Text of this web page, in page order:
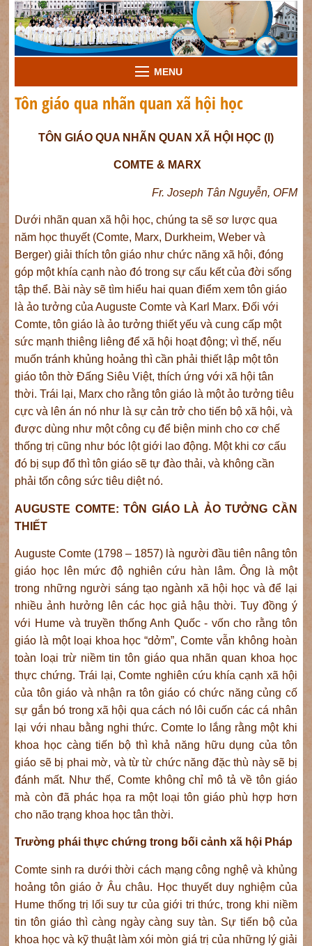
MENU
Tôn giáo qua nhãn quan xã hội học
TÔN GIÁO QUA NHÃN QUAN XÃ HỘI HỌC (I)
COMTE & MARX
Fr. Joseph Tân Nguyễn, OFM
Dưới nhãn quan xã hội học, chúng ta sẽ sơ lược qua
năm học thuyết (Comte, Marx, Durkheim, Weber và
Berger) giải thích tôn giáo như chức năng xã hội, đóng
góp một khía cạnh nào đó trong sự cấu kết của đời sống
tập thể. Bài này sẽ tìm hiểu hai quan điểm xem tôn giáo
là ảo tưởng của Auguste Comte và Karl Marx. Đối với
Comte, tôn giáo là ảo tưởng thiết yếu và cung cấp một
sức mạnh thiêng liêng để xã hội hoạt động; vì thế, nếu
muốn tránh khủng hoảng thì cần phải thiết lập một tôn
giáo tôn thờ Đấng Siêu Việt, thích ứng với xã hội tân
thời. Trái lại, Marx cho rằng tôn giáo là một ảo tưởng tiêu
cực và lên án nó như là sự cản trở cho tiến bộ xã hội, và
được dùng như một công cụ để biện minh cho cơ chế
thống trị cũng như bóc lột giới lao động. Một khi cơ cấu
đó bị sụp đổ thì tôn giáo sẽ tự đào thải, và không cần
phải tốn công sức tiêu diệt nó.
AUGUSTE COMTE: TÔN GIÁO LÀ ẢO TƯỞNG CẦN
THIẾT
Auguste Comte (1798 – 1857) là người đầu tiên nâng tôn
giáo học lên mức độ nghiên cứu hàn lâm. Ông là một
trong những người sáng tạo ngành xã hội học và để lại
nhiều ảnh hưởng lên các học giả hậu thời. Tuy đồng ý
với Hume và truyền thống Anh Quốc - vốn cho rằng tôn
giáo là một loại khoa học “dởm”, Comte vẫn không hoàn
toàn loại trừ niềm tin tôn giáo qua nhãn quan khoa học
thực chứng. Trái lại, Comte nghiên cứu khía cạnh xã hội
của tôn giáo và nhận ra tôn giáo có chức năng củng cố
sự gắn bó trong xã hội qua cách nó lôi cuốn các cá nhân
lại với nhau bằng nghi thức. Comte lo lắng rằng một khi
khoa học càng tiến bộ thì khả năng hữu dụng của tôn
giáo sẽ bị phai mờ, và từ từ chức năng đặc thù này sẽ bị
đánh mất. Như thế, Comte không chỉ mô tả về tôn giáo
mà còn đã phác họa ra một loại tôn giáo phù hợp hơn
cho não trạng khoa học tân thời.
Trường phái thực chứng trong bối cảnh xã hội Pháp
Comte sinh ra dưới thời cách mạng công nghệ và khủng
hoảng tôn giáo ở Âu châu. Học thuyết duy nghiệm của
Hume thống trị lối suy tư của giới tri thức, trong khi niềm
tin tôn giáo thì càng ngày càng suy tàn. Sự tiến bộ của
khoa học và kỹ thuật làm xói mòn giá trị của những lý giải